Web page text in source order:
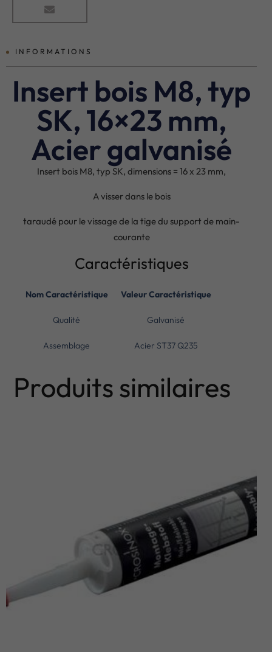
INFORMATIONS
Insert bois M8, typ
SK, 16×23 mm,
Acier galvanisé
Insert bois M8, typ SK, dimensions = 16 x 23 mm,
A visser dans le bois
taraudé pour le vissage de la tige du support de main-
courante
Caractéristiques
Nom Caractéristique Valeur Caractéristique
Qualité Galvanisé
Assemblage Acier ST37 Q235
Produits similaires